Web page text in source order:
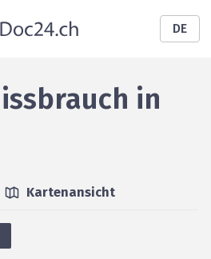
DE
in
Kartenansicht